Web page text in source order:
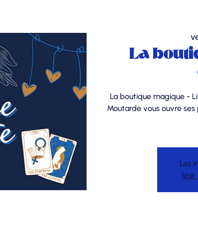
La
La boutique magique -
Moutarde vous ouvre
Les
Voir